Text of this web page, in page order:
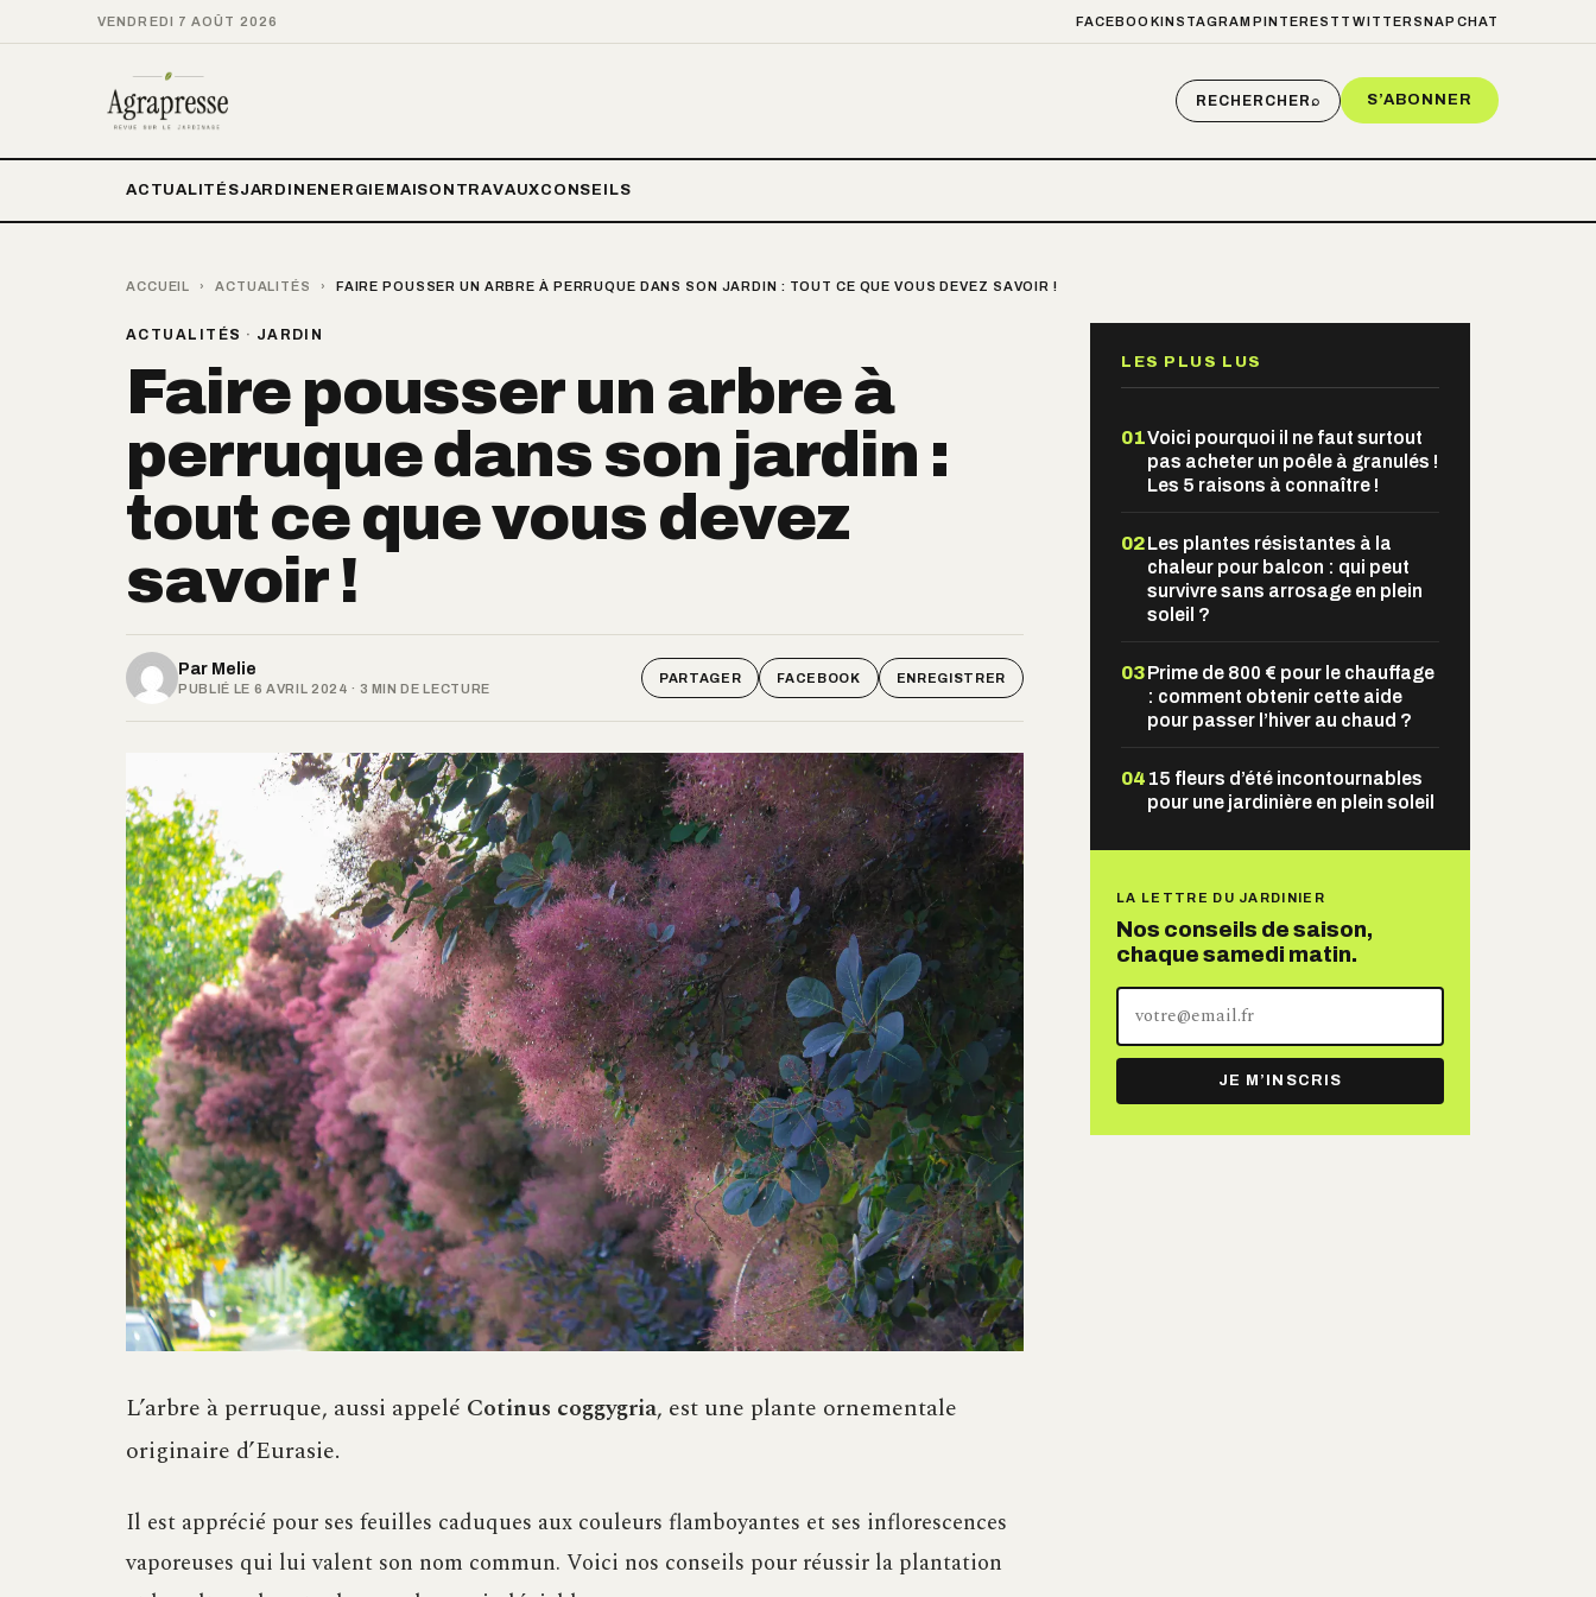
VENDREDI 7 AOÛT 2026 FACEBOOKINSTAGRAM PINTEREST TWITTER SNAPCHAT
RECHERCHER⌕ S’ABONNER
ACTUALITÉSJARDIN ENERGIE MAISON TRAVAUXCONSEILS
ACCUEIL › ACTUALITÉS › FAIRE POUSSER UN ARBRE À PERRUQUE DANS SON JARDIN : TOUT CE QUE VOUS DEVEZ SAVOIR !
ACTUALITÉS · JARDIN
Faire pousser un arbre à
perruque dans son jardin :
tout ce que vous devez
savoir !
Par Melie
PUBLIÉ LE 6 AVRIL 2024 · 3 MIN DE LECTURE
PARTAGER FACEBOOK ENREGISTRER
L’arbre à perruque, aussi appelé Cotinus coggygria, est une plante ornementale
originaire d’Eurasie.
Il est apprécié pour ses feuilles caduques aux couleurs flamboyantes et ses inflorescences
vaporeuses qui lui valent son nom commun. Voici nos conseils pour réussir la plantation
LES PLUS LUS
01Voici pourquoi il ne faut surtout
pas acheter un poêle à granulés !
Les 5 raisons à connaître !
02Les plantes résistantes à la
chaleur pour balcon : qui peut
survivre sans arrosage en plein
soleil ?
03Prime de 800 € pour le chauffage
: comment obtenir cette aide
pour passer l’hiver au chaud ?
04 15 fleurs d’été incontournables
pour une jardinière en plein soleil
LA LETTRE DU JARDINIER
Nos conseils de saison,
chaque samedi matin.
adresse
mail
JE M’INSCRIS